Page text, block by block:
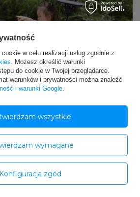
świąteczny dla malucha, który
w celu realizacji usług zgodnie z
. Możesz określić warunki
do cookie w Twojej przeglądarce.
warunków i prywatności można znaleźć
i warunki Google.
wymagane
Konfiguracja zgód
wszystkie